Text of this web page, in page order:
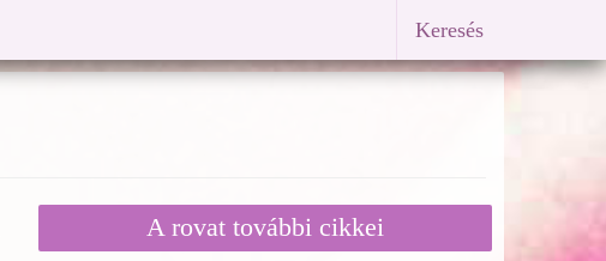
Keresés
A rovat további cikkei